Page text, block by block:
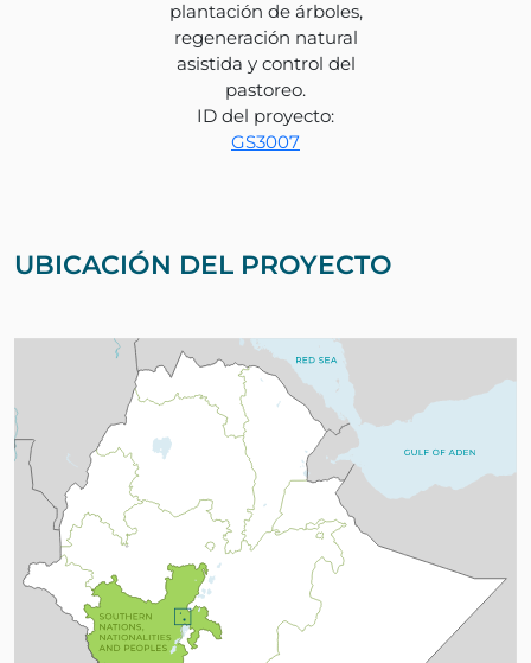
plantación de árboles,
regeneración natural
asistida y control del
pastoreo.
ID del proyecto:
GS3007
UBICACIÓN DEL PROYECTO